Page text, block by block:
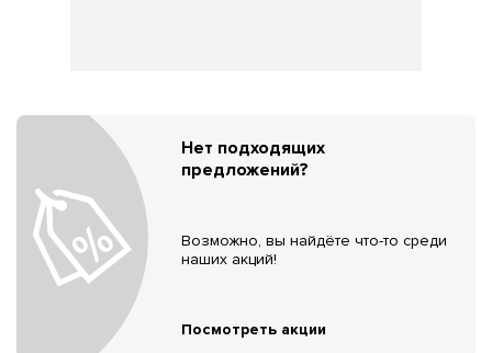
Нет подходящих
предложений?
Возможно, вы найдёте что-то среди
наших акций!
Посмотреть акции